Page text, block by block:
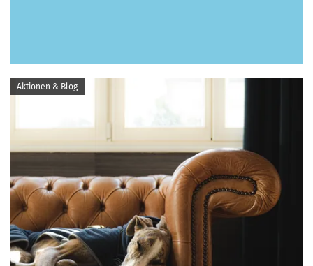
Aktionen & Blog